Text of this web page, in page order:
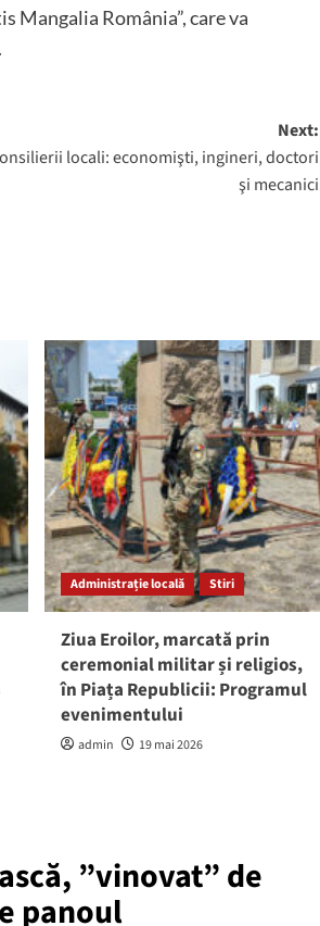
Mangalia România”, care va
Next:
locali: economişti, ingineri, doctori
şi mecanici
Administrație locală Stiri
Ziua Eroilor, marcată prin
ceremonial militar și religios,
în Piața Republicii: Programul
evenimentului
admin 19 mai 2026
”vinovat” de
panoul